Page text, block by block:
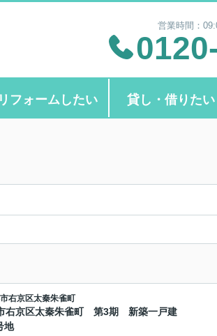
営業時間：
リフォームしたい 貸し・借りたい
右京区太秦朱雀町
右京区太秦朱雀町 第3期 新築一戸建
地